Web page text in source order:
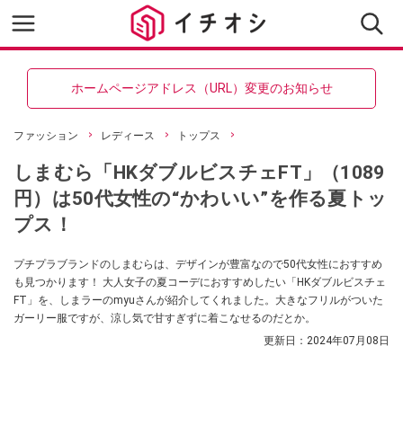
ホームページアドレス（URL）変更のお知らせ
ファッション レディース トップス
しまむら「HKダブルビスチェFT」（1089
円）は50代女性の“かわいい”を作る夏トッ
プス！
プチプラブランドのしまむらは、デザインが豊富なので50代女性におすすめ
も見つかります！ 大人女子の夏コーデにおすすめしたい「HKダブルビスチェ
FT」を、しまラーのmyuさんが紹介してくれました。大きなフリルがついた
ガーリー服ですが、涼し気で甘すぎずに着こなせるのだとか。
更新日： 2024年07月08日